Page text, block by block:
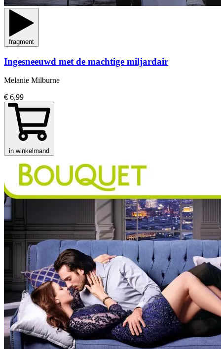
fragment
Ingesneeuwd met de machtige miljardair
Melanie Milburne
€ 6,99
in winkelmand